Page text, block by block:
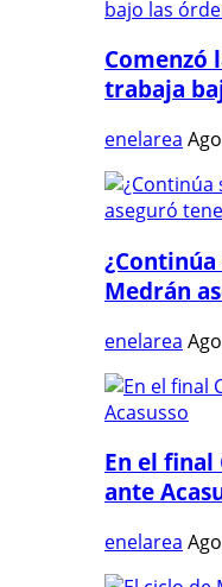
Comenzó
trabaja
enelarea
Medrán
enelarea
En el
ante
enelarea